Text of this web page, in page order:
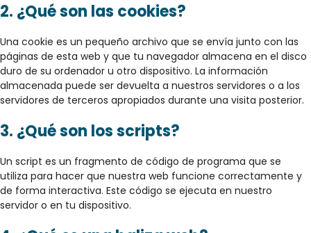
2. ¿Qué son las cookies?
Una cookie es un pequeño archivo que se envía junto con las
páginas de esta web y que tu navegador almacena en el disco
duro de su ordenador u otro dispositivo. La información
almacenada puede ser devuelta a nuestros servidores o a los
servidores de terceros apropiados durante una visita posterior.
3. ¿Qué son los scripts?
Un script es un fragmento de código de programa que se
utiliza para hacer que nuestra web funcione correctamente y
de forma interactiva. Este código se ejecuta en nuestro
servidor o en tu dispositivo.